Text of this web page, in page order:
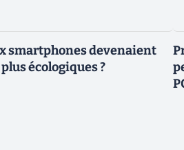
smartphones devenaient
écologiques ?